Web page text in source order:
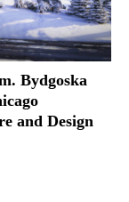
Bydgoska
and Design